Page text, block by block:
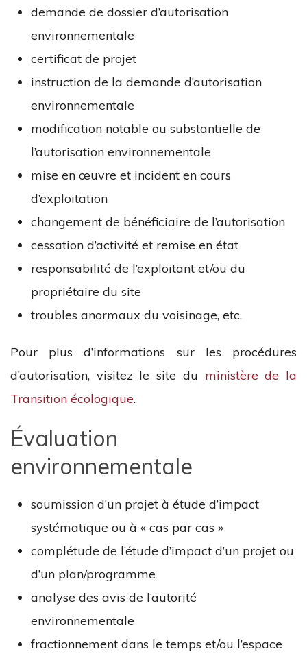
demande de dossier d’autorisation
environnementale
certificat de projet
instruction de la demande d’autorisation
environnementale
modification notable ou substantielle de
l’autorisation environnementale
mise en œuvre et incident en cours
d’exploitation
changement de bénéficiaire de l’autorisation
cessation d’activité et remise en état
responsabilité de l’exploitant et/ou du
propriétaire du site
troubles anormaux du voisinage, etc.
Pour plus d’informations sur les procédures
d’autorisation, visitez le site du ministère de la
Transition écologique.
Évaluation
environnementale
soumission d’un projet à étude d’impact
systématique ou à « cas par cas »
complétude de l’étude d’impact d’un projet ou
d’un plan/programme
analyse des avis de l’autorité
environnementale
fractionnement dans le temps et/ou l’espace